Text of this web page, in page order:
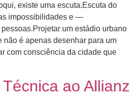
existe uma escuta.Escuta do
impossibilidades e —
um estádio urbano
não é apenas desenhar para um
com consciência da cidade que
ao Allianz